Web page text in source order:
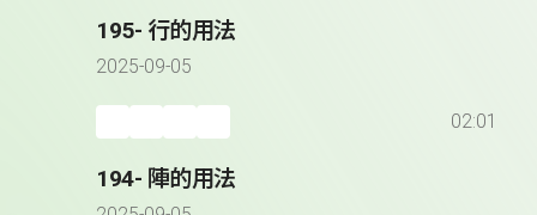
195- 行的用法
2025-09-05
02:01
194- 陣的用法